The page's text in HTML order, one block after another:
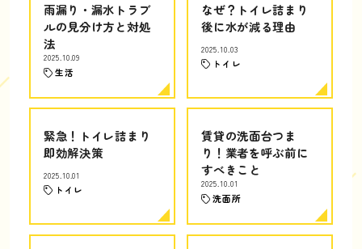
雨漏り・漏水トラブ
ルの見分け方と対処
法
2025.10.09
生活
なぜ？トイレ詰まり
後に水が減る理由
2025.10.03
トイレ
緊急！トイレ詰まり
即効解決策
2025.10.01
トイレ
賃貸の洗面台つま
り！業者を呼ぶ前に
すべきこと
2025.10.01
洗面所